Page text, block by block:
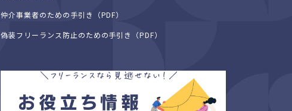
仲介事業者のための手引き（PDF）
偽装フリーランス防止のための手引き（PDF）